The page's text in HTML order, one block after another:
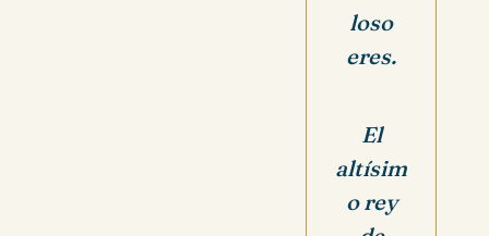
loso
eres.
El
altísim
o rey